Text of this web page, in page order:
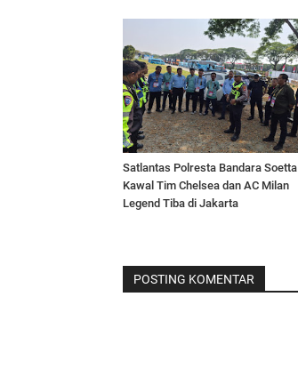
Satlantas Polresta Bandara Soetta
Kawal Tim Chelsea dan AC Milan
Legend Tiba di Jakarta
POSTING KOMENTAR